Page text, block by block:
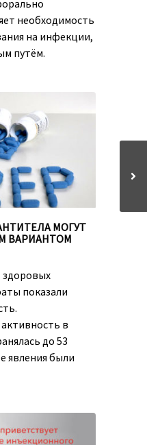
необходимость
на инфекции,
путём.
МОГУТ
ВАРИАНТОМ
здоровых
показали
в
до 53
явления были